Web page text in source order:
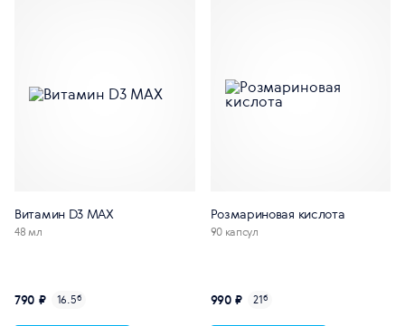
Витамин D3 MAX
48 мл
790 ₽ 16.5б
Розмариновая кислота
90 капсул
990 ₽ 21б